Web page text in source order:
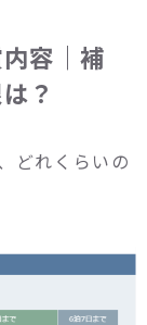
容｜補
？
どれくらいの